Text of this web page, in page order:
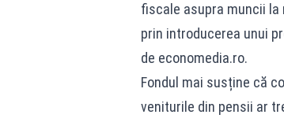
fiscale asupra muncii
prin introducerea unui
de economedia.ro.
Fondul mai susține că
veniturile din pensii ar